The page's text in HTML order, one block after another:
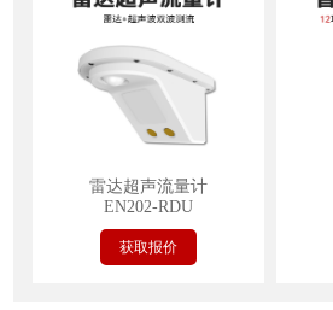
雷达超声流量计
EN202-RDU
获取报价